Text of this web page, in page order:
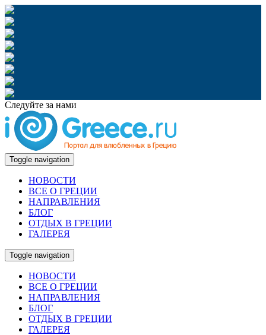
Следуйте за нами
Toggle navigation
НОВОСТИ
ВСЕ О ГРЕЦИИ
НАПРАВЛЕНИЯ
БЛОГ
ОТДЫХ В ГРЕЦИИ
ГАЛЕРЕЯ
Toggle navigation
НОВОСТИ
ВСЕ О ГРЕЦИИ
НАПРАВЛЕНИЯ
БЛОГ
ОТДЫХ В ГРЕЦИИ
ГАЛЕРЕЯ